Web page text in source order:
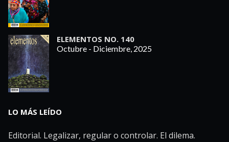
ELEMENTOS NO. 140
Octubre - Diciembre, 2025
LO MÁS LEÍDO
Editorial. Legalizar, regular o controlar. El dilema.